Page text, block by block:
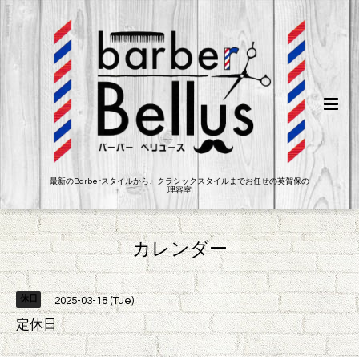
最新のBarberスタイルから、クラシックスタイルまでお任せの英賀保の
理容室
カレンダー
休日 2025-03-18 (Tue)
定休日